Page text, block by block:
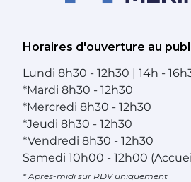
Horaires d'ouverture au
Lundi 8h30 - 12h30 | 14h -
*Mardi 8h30 - 12h30
*Mercredi 8h30 - 12h30
*Jeudi 8h30 - 12h30
*Vendredi 8h30 - 12h30
Samedi 10h00 - 12h00
* Après-midi sur RDV uniquement